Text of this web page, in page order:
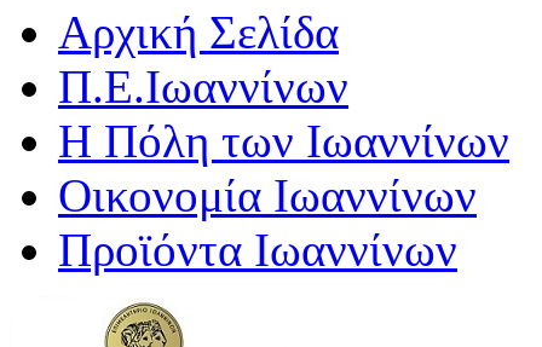
Αρχική Σελίδα
Π.Ε.Ιωαννίνων
Η Πόλη των Ιωαννίνων
Οικονομία Ιωαννίνων
Προϊόντα Ιωαννίνων